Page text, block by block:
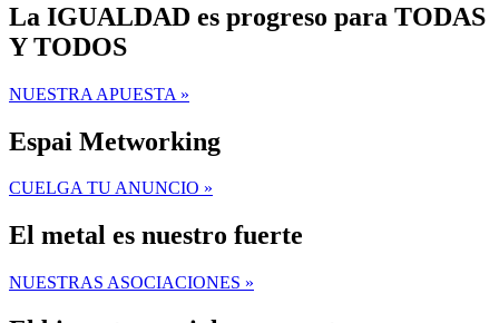
La IGUALDAD es progreso para TODAS
Y TODOS
NUESTRA APUESTA »
Espai Metworking
CUELGA TU ANUNCIO »
El metal es nuestro fuerte
NUESTRAS ASOCIACIONES »